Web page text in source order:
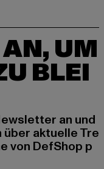
UM
BLEI
an und
aktuelle Tre
von DefShop p